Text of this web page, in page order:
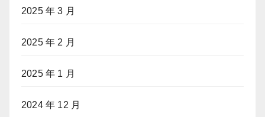
2025 年 3 月
2025 年 2 月
2025 年 1 月
2024 年 12 月